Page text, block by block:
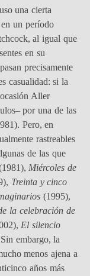
una cierta
un período
al igual que
en su
precisamente
casualidad: si la
Aller
por una de las
Pero, en
rastreables
de las que
Miércoles de
Treinta y cinco
(1995),
la celebración de
El silencio
embargo, la
menos ajena a
años más